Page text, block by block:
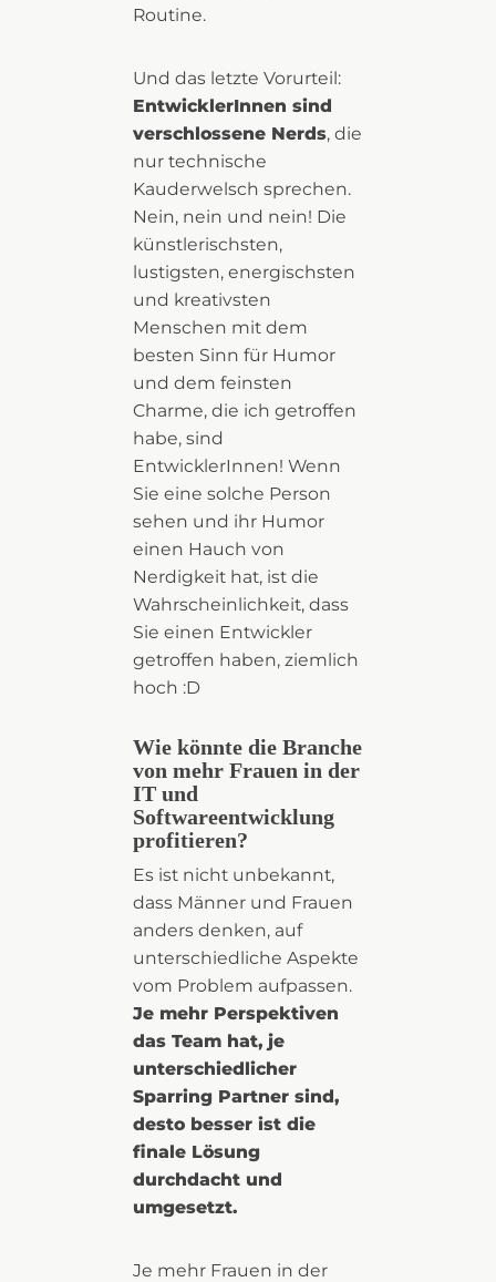
Routine.
Und das letzte Vorurteil:
EntwicklerInnen sind
verschlossene Nerds, die
nur technische
Kauderwelsch sprechen.
Nein, nein und nein! Die
künstlerischsten,
lustigsten, energischsten
und kreativsten
Menschen mit dem
besten Sinn für Humor
und dem feinsten
Charme, die ich getroffen
habe, sind
EntwicklerInnen! Wenn
Sie eine solche Person
sehen und ihr Humor
einen Hauch von
Nerdigkeit hat, ist die
Wahrscheinlichkeit, dass
Sie einen Entwickler
getroffen haben, ziemlich
hoch :D
Wie könnte die Branche
von mehr Frauen in der
IT und
Softwareentwicklung
profitieren?
Es ist nicht unbekannt,
dass Männer und Frauen
anders denken, auf
unterschiedliche Aspekte
vom Problem aufpassen.
Je mehr Perspektiven
das Team hat, je
unterschiedlicher
Sparring Partner sind,
desto besser ist die
finale Lösung
durchdacht und
umgesetzt.
Je mehr Frauen in der